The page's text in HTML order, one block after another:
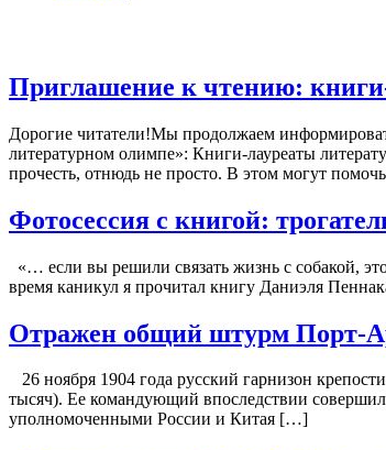
Приглашение к чтению:
Дорогие читатели!Мы продолжаем
литературном олимпе»: Книги-лауреаты
прочесть, отнюдь не просто. В этом могут
Фотосессия с книгой:
«… если вы решили связать жизнь с собакой,
время каникул я прочитал книгу Даниэля
Отражен общий штурм Порт-
26 ноября 1904 года русский гарнизон
тысяч). Ее командующий впоследствии
уполномоченными России и Китая […]